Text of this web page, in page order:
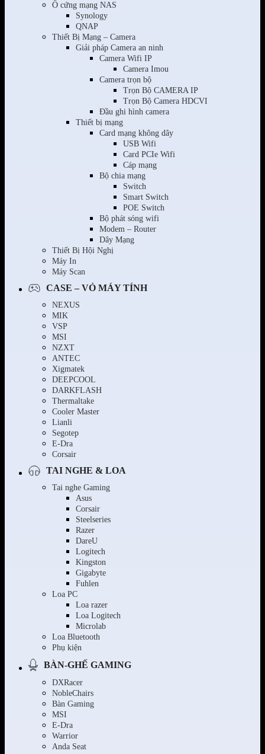
Ổ cứng mạng NAS
Synology
QNAP
Thiết Bị Mạng – Camera
Giải pháp Camera an ninh
Camera Wifi IP
Camera Imou
Camera trọn bộ
Trọn Bộ CAMERA IP
Trọn Bộ Camera HDCVI
Đầu ghi hình camera
Thiết bị mạng
Card mạng không dây
USB Wifi
Card PCIe Wifi
Cáp mạng
Bộ chia mạng
Switch
Smart Switch
POE Switch
Bộ phát sóng wifi
Modem – Router
Dây Mạng
Thiết Bị Hội Nghị
Máy In
Máy Scan
CASE – VỎ MÁY TÍNH
NEXUS
MIK
VSP
MSI
NZXT
ANTEC
Xigmatek
DEEPCOOL
DARKFLASH
Thermaltake
Cooler Master
Lianli
Segotep
E-Dra
Corsair
TAI NGHE & LOA
Tai nghe Gaming
Asus
Corsair
Steelseries
Razer
DareU
Logitech
Kingston
Gigabyte
Fuhlen
Loa PC
Loa razer
Loa Logitech
Microlab
Loa Bluetooth
Phụ kiện
BÀN-GHẾ GAMING
DXRacer
NobleChairs
Bàn Gaming
MSI
E-Dra
Warrior
Anda Seat